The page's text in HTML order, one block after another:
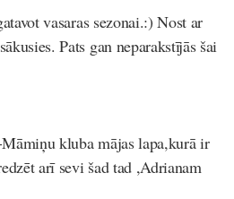
vasaras sezonai.:) Nost ar
Pats gan neparakstījās šai
kluba mājas lapa,kurā ir
arī sevi šad tad ,Adrianam